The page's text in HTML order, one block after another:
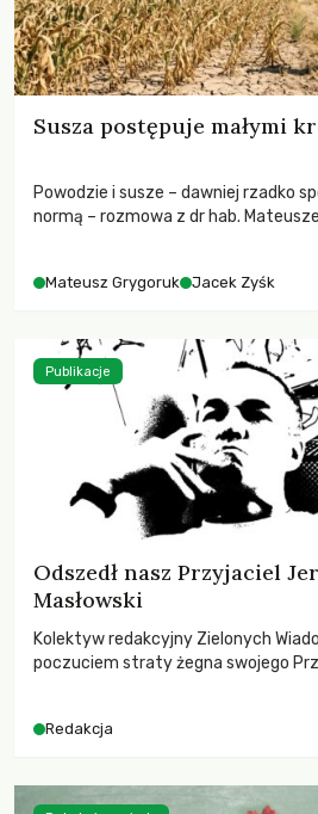
Susza postępuje małymi
Powodzie i susze – dawniej rzadko
normą – rozmowa z dr hab.
Mateusz Grygoruk Jacek Zyśk
Odszedł nasz Przyjaciel
Masłowski
Kolektyw redakcyjny Zielonych
poczuciem straty żegna swojego
Redakcja
Publikacje